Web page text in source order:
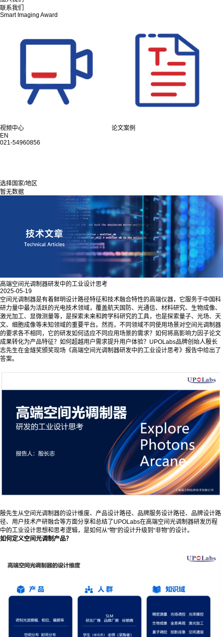
联系我们
Smart Imaging Award
视频中心
论文案例
EN
021-54960856
选择国家/地区
暂无数据
高端空间光调制器研发中的工业设计思考
2025-05-19
空间光调制器是有着鲜明设计路径特征和技术融合特性的高端仪器，它服务于中国科
研力量中最为活跃的光电技术领域，覆盖航天国防、光通信、材料研究、生物成像、
激光加工、显微测量等，是探索未来和跨学科研究的工具，也是探索量子、光场、天
文、细胞成像等未知领域的重要平台。然而，不同领域不同使用场景对空间光调制器
的要求各不相同，它的研发如何适应不同应用场景的需求？如何将高影响力因子论文
成果转化为产品特征？如何超越用户需求提升用户体验？UPOLabs品牌创始人殷长
志先生在金燧奖颁奖现场《高端空间光调制器研发中的工业设计思考》报告中给出了
答案。
殷先生从空间光调制器的设计维度、产品设计路径、品牌服务设计路径、品牌设计路
径、用户技术产研融合等方面分享和总结了UPOLabs在高端空间光调制器研发历程
中的工业设计思想和思考逻辑，是如何从“物”的设计升级到“非物”的设计。
如何定义空间光调制产品？